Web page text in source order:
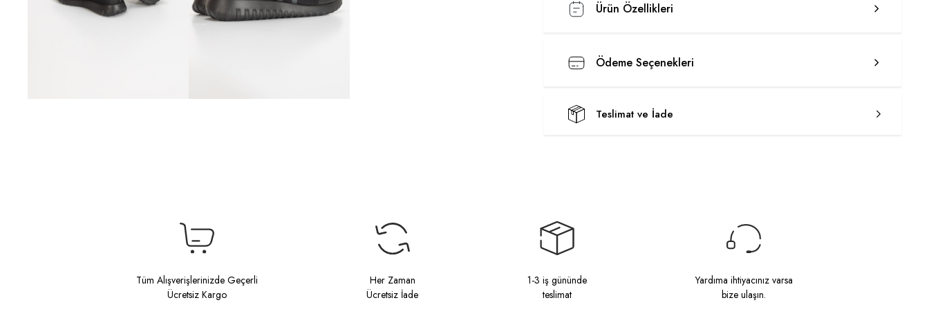
Ürün Özellikleri
Ödeme Seçenekleri
Teslimat ve İade
Tüm Alışverişlerinizde Geçerli
Ücretsiz Kargo
Her Zaman
Ücretsiz İade
1-3 iş gününde
teslimat
Yardıma ihtiyacınız varsa
bize ulaşın.